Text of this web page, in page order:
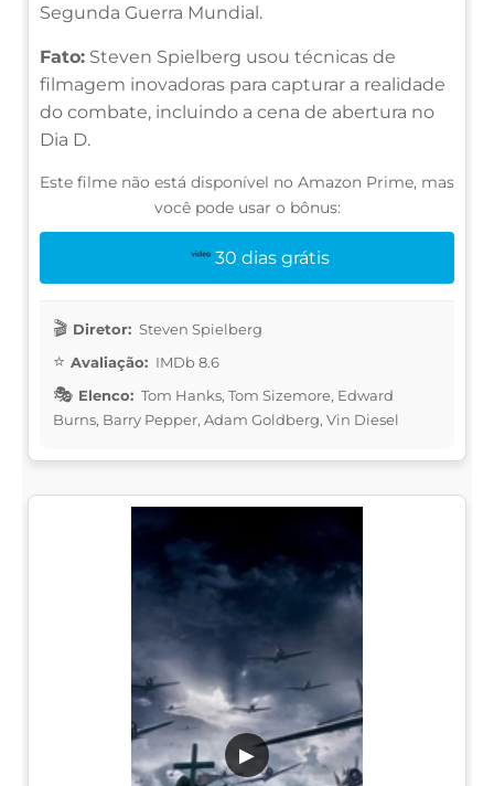
Segunda Guerra Mundial.
Fato: Steven Spielberg usou técnicas de
filmagem inovadoras para capturar a realidade
do combate, incluindo a cena de abertura no
Dia D.
Este filme não está disponível no Amazon Prime, mas
você pode usar o bônus:
30 dias grátis
Diretor: Steven Spielberg
Avaliação: IMDb 8.6
Elenco: Tom Hanks, Tom Sizemore, Edward
Burns, Barry Pepper, Adam Goldberg, Vin Diesel
▶